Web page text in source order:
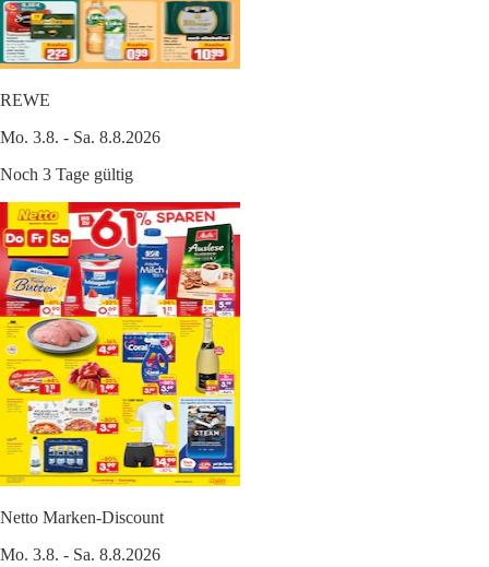
REWE
Mo. 3.8. - Sa. 8.8.2026
Noch 3 Tage gültig
Netto Marken-Discount
Mo. 3.8. - Sa. 8.8.2026